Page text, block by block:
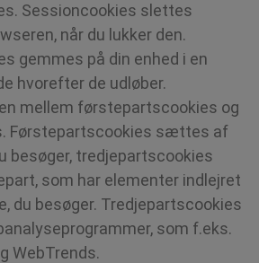
Sessioncookies slettes
når du lukker den.
gemmes på din enhed i en
hvorefter de udløber.
mellem førstepartscookies og
Førstepartscookies sættes af
besøger, tredjepartscookies
som har elementer indlejret
du besøger. Tredjepartscookies
som f.eks.
WebTrends.